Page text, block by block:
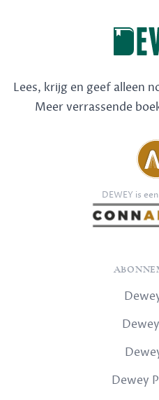
Lees, krijg en geef alleen
Meer verrassende
DEWEY is
Dewey